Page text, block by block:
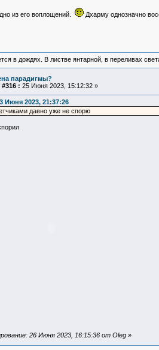
из его воплощений. Дхарму однозначно
в дождях. В листве янтарной, в переливах
парадигмы?
: 25 Июня 2023, 15:12:32 »
Июня 2023, 21:37:26
давно уже не спорю
26 Июня 2023, 16:15:36 от Oleg»